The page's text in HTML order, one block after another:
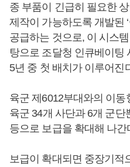
종 부품이 긴급히 필요한
제작이 가능하도록 개발된
공급하는 것으로, 이 시스
탕으로 조달청 인큐베이팅
5년 중 첫 배치가 이루어진
육군 제6012부대와의 이동
육군 34개 사단과 6개 군
등으로 보급을 확대해 나
보급이 확대되면 중장기적